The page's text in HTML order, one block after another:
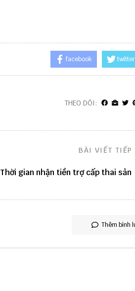
facebook twitter
THEO DÕI:
BÀI VIẾT TIẾP
Thời gian nhận tiền trợ cấp thai sản
Thêm bình